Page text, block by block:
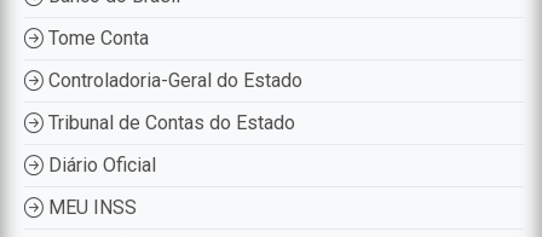
Tome Conta
Controladoria-Geral do Estado
Tribunal de Contas do Estado
Diário Oficial
MEU INSS